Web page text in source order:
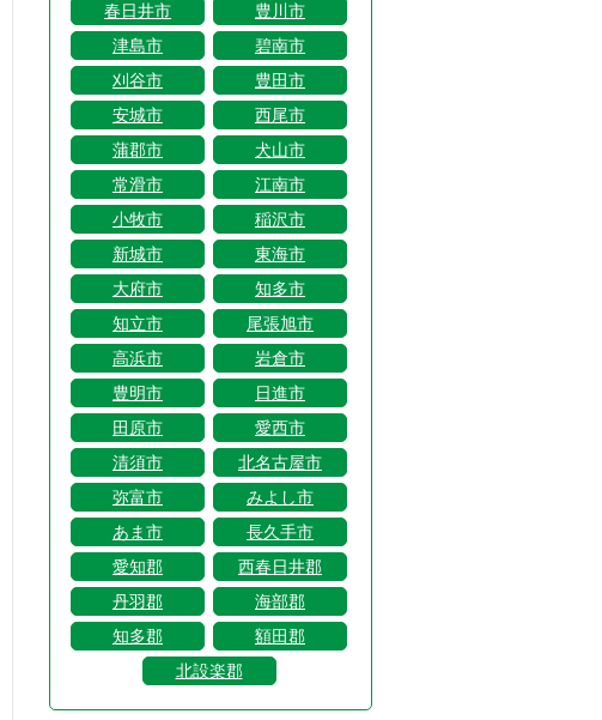
春日井市
豊川市
津島市
碧南市
刈谷市
豊田市
安城市
西尾市
蒲郡市
犬山市
常滑市
江南市
小牧市
稲沢市
新城市
東海市
大府市
知多市
知立市
尾張旭市
高浜市
岩倉市
豊明市
日進市
田原市
愛西市
清須市
北名古屋市
弥富市
みよし市
あま市
長久手市
愛知郡
西春日井郡
丹羽郡
海部郡
知多郡
額田郡
北設楽郡